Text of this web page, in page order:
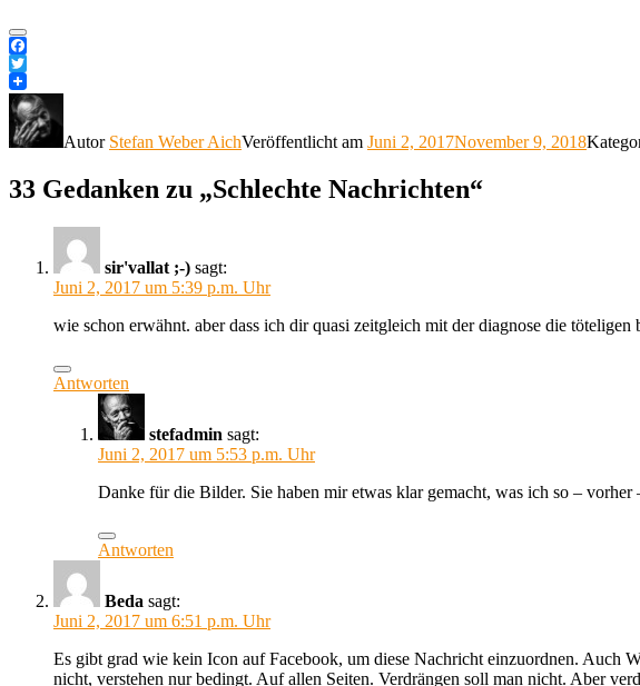
Facebook
Twitter
Autor Stefan Weber AichVeröffentlicht am Juni 2, 2017November 9, 2018
33 Gedanken zu „Schlechte Nachrichten“
sir'vallat ;-) sagt:
Juni 2, 2017 um 5:39 p.m. Uhr
wie schon erwähnt. aber dass ich dir quasi zeitgleich mit der diagnose die
Antworten
stefadmin sagt:
Juni 2, 2017 um 5:53 p.m. Uhr
Danke für die Bilder. Sie haben mir etwas klar gemacht, was ich so –
Antworten
Beda sagt:
Juni 2, 2017 um 6:51 p.m. Uhr
Es gibt grad wie kein Icon auf Facebook, um diese Nachricht einzuordnen. Auch
nicht, verstehen nur bedingt. Auf allen Seiten. Verdrängen soll man nicht. Aber